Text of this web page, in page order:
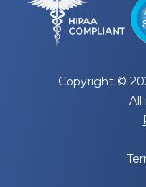
Copyright ©
All